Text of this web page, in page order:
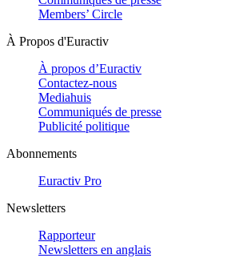
Members’ Circle
À Propos d'Euractiv
À propos d’Euractiv
Contactez-nous
Mediahuis
Communiqués de presse
Publicité politique
Abonnements
Euractiv Pro
Newsletters
Rapporteur
Newsletters en anglais